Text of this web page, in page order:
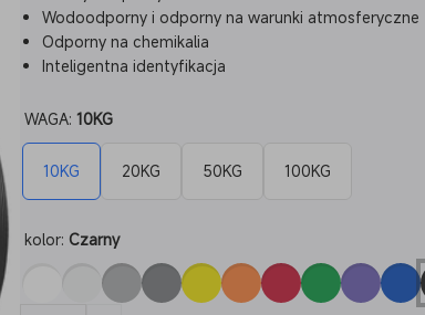
Wodoodporny i odporny na warunki atmosferyczne
Odporny na chemikalia
Inteligentna identyfikacja
WAGA:10KG
10KG 20KG 50KG 100KG
kolor: Czarny